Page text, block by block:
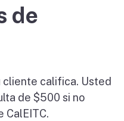
de
cliente califica. Usted
de $500 si no
CalEITC.